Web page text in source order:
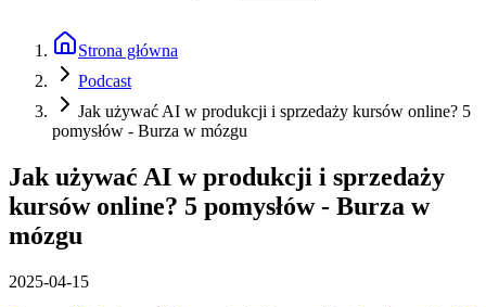
Strona główna
Podcast
Jak używać AI w produkcji i sprzedaży kursów online? 5
pomysłów - Burza w mózgu
Jak używać AI w produkcji i sprzedaży
kursów online? 5 pomysłów - Burza w
mózgu
2025-04-15